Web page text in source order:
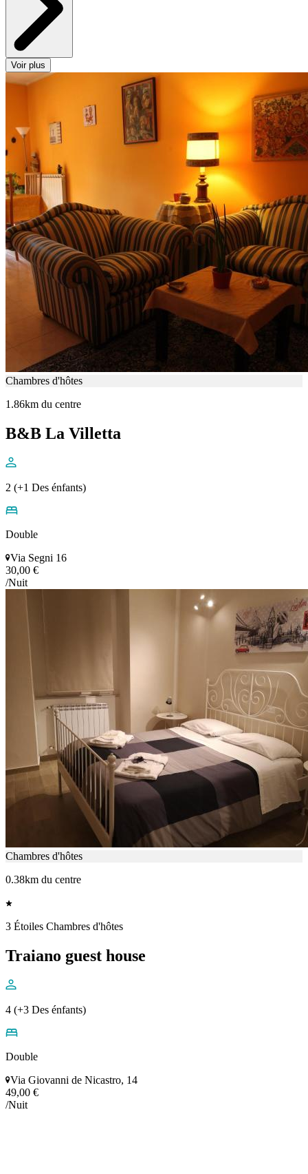
Voir plus
Chambres d'hôtes
1.86km du centre
B&B La Villetta
2 (+1 Des énfants)
Double
Via Segni 16
30,00 €
/Nuit
Chambres d'hôtes
0.38km du centre
3 Étoiles Chambres d'hôtes
Traiano guest house
4 (+3 Des énfants)
Double
Via Giovanni de Nicastro, 14
49,00 €
/Nuit